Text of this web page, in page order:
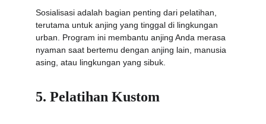
Sosialisasi adalah bagian penting dari pelatihan,
terutama untuk anjing yang tinggal di lingkungan
urban. Program ini membantu anjing Anda merasa
nyaman saat bertemu dengan anjing lain, manusia
asing, atau lingkungan yang sibuk.
5. Pelatihan Kustom